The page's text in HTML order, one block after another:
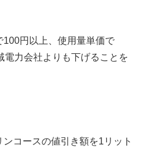
100円以上、使用量単価で
電力会社よりも下げることを
ンコースの値引き額を1リット